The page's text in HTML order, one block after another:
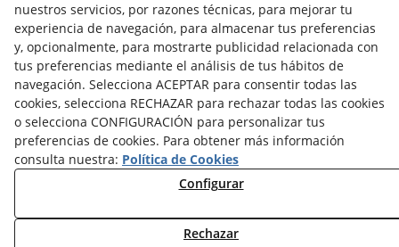
NOTICIAS AEROTERMIA
NOTICIAS FOTOVOLTAICA
NOTICIAS CLIMATIZACIÓN
NOTICIAS CALEFACCIÓN
NOTICIAS BIOMASA
NOTICIAS VENTILACIÓN
NOTICIAS ACS
NOVEDADES
nuestros servicios, por razones técnicas, para mejorar tu
experiencia de navegación, para almacenar tus preferencias
y, opcionalmente, para mostrarte publicidad relacionada con
tus preferencias mediante el análisis de tus hábitos de
navegación. Selecciona ACEPTAR para consentir todas las
cookies, selecciona RECHAZAR para rechazar todas las cookies
o selecciona CONFIGURACIÓN para personalizar tus
preferencias de cookies. Para obtener más información
consulta nuestra: Política de Cookies
Configurar
Rechazar